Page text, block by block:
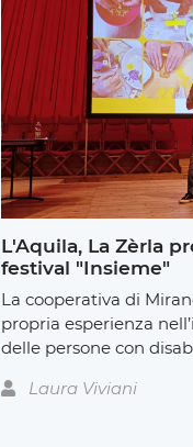
L'Aquila, La Zèrla
festival "Insieme"
La cooperativa di
propria esperienza
delle persone con
Laura Viviani